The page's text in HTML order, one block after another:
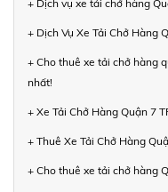
+ Dịch vụ xe tải chở hàng
+ Dịch Vụ Xe Tải Chở Hàng
+ Cho thuê xe tải chở hàng
nhất!
+ Xe Tải Chở Hàng Quận 7
+ Thuê Xe Tải Chở Hàng
+ Cho thuê xe tải chở hàng